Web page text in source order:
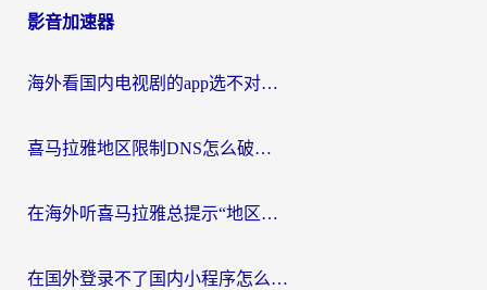
影音加速器
海外看国内电视剧的app选不对？这份回国加速器避坑指南帮你流畅追剧
喜马拉雅地区限制DNS怎么破？海外党听国内音乐听书的终极解决方案
在海外听喜马拉雅总提示“地区限制”？3步轻松解除+听国内音乐全攻略
在国外登录不了国内小程序怎么办？选对回国加速器，轻松解锁国内资源